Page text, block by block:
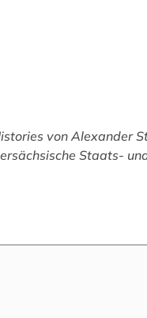
von Alexander
Staats-